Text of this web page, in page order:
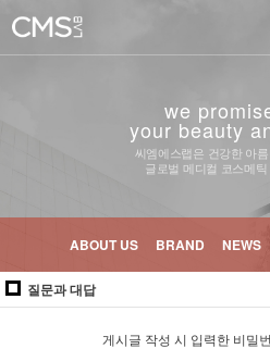
we
your beauty
씨엠에스랩은 건강한 아
글로벌 메디컬 코스메
ABOUT US BRAND NEWS
질문과 대답
게시글 작성 시 입력한 비밀